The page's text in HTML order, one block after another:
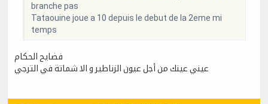
branche pas
Tataouine joue a 10 depuis le debut de la 2eme mi
temps
فضايح الحكام
عيني عينك من أجل عيون الزناطير و الا شماتة في الترجي